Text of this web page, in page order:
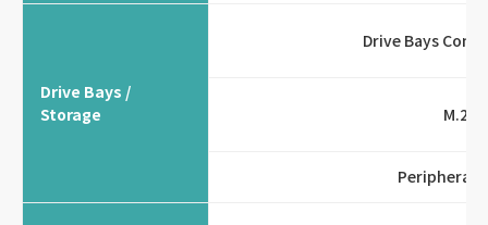
Drive Bays /
Storage
Drive Bays
M.2
Peripheral